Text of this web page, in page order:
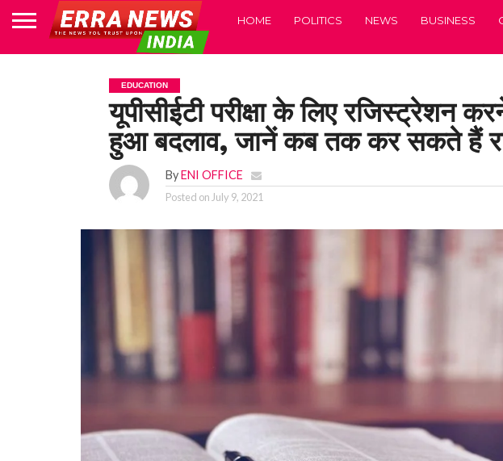
HOME POLITICS NEWS BUSINESS
EDUCATION
यूपीसीईटी परीक्षा के लिए रजिस्ट्रेशन
हुआ बदलाव, जानें कब तक कर सकते हैं
ByENI OFFICE
Posted on July 9, 2021